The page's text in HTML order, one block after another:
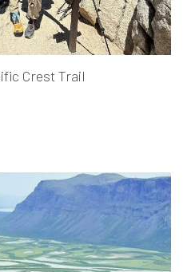
Crest Trail